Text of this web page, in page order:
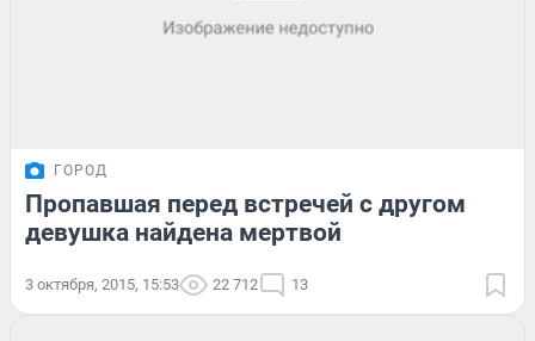
ГОРОД
Пропавшая перед встречей с другом
девушка найдена мертвой
3 октября, 2015, 15:53 22 712 13